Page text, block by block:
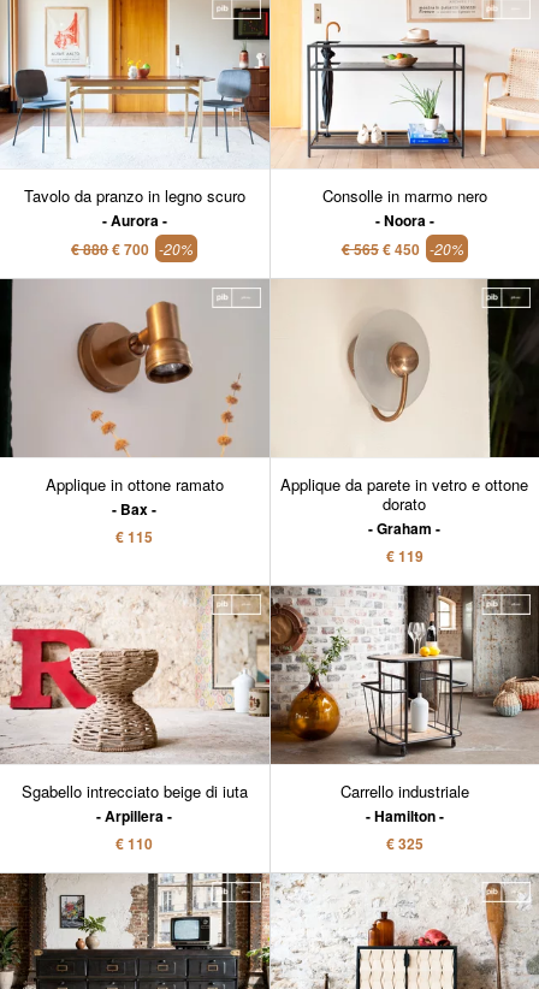
Tavolo da pranzo in legno scuro
Aurora
€ 880€ 700 -20%
Consolle in marmo nero
Noora
€ 565€ 450 -20%
Applique in ottone ramato
Bax
€ 115
Applique da parete in vetro e ottone
dorato
Graham
€ 119
Sgabello intrecciato beige di iuta
Arpillera
€ 110
Carrello industriale
Hamilton
€ 325